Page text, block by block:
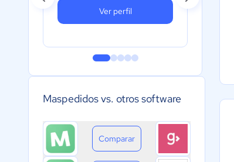
Ver perfil
Maspedidos vs. otros software
Comparar